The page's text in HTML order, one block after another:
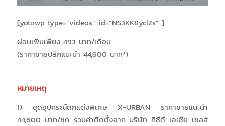
[yotuwp type=”videos” id=”NS3KK8yclZs” ]
ผ่อนเพิ่มเพียง 493 บาท/เดือน
(ราคาขายปลีกแนะนำ 44,600 บาท*)
หมายเหตุ
1) ชุดอุปกรณ์ตกแต่งพิเศษ X-URBAN ราคาขายแนะนำ
44,600 บาท/ชุด รวมค่าติดตั้งจาก บริษัท ทีซีดี เอเชีย เซลส์